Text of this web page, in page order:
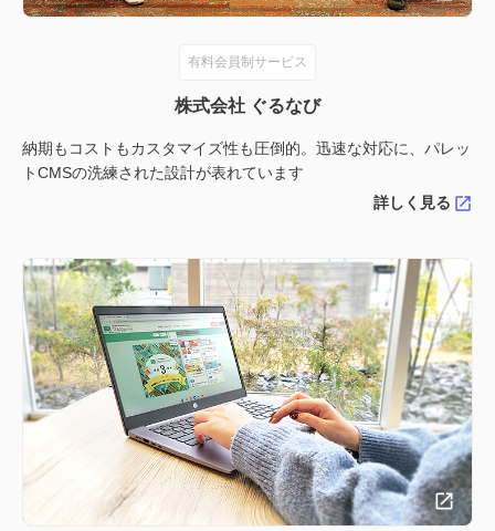
有料会員制サービス
株式会社 ぐるなび
納期もコストもカスタマイズ性も圧倒的。迅速な対応に、パレッ
トCMSの洗練された設計が表れています
詳しく見る